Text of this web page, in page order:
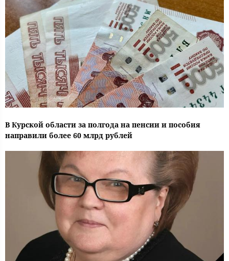
В Курской области за полгода на пенсии и пособия
направили более 60 млрд рублей